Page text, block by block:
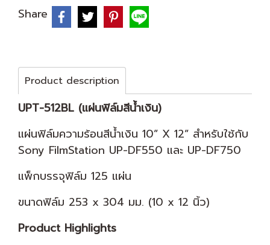
Share
Product description
UPT-512BL (แผ่นฟิล์มสีน้ำเงิน)
แผ่นฟิล์มความร้อนสีน้ำเงิน 10” X 12” สำหรับใช้กับ
Sony FilmStation UP-DF550 และ UP-DF750
แพ็กบรรจุฟิล์ม 125 แผ่น
ขนาดฟิล์ม 253 x 304 มม. (10 x 12 นิ้ว)
Product Highlights